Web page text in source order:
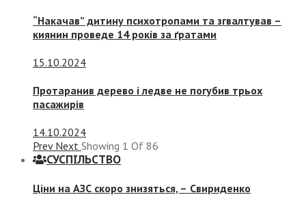
“Накачав” дитину психотропами та згвалтував –
киянин проведе 14 років за ґратами
15.10.2024
Протаранив дерево і ледве не погубив трьох
пасажирів
14.10.2024
Prev Next Showing 1 Of 86
СУСПIЛЬСТВО
Ціни на АЗС скоро знизяться, – Свириденко